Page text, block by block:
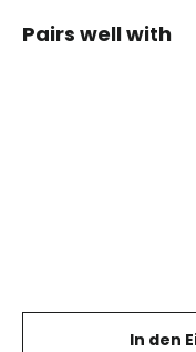
Pairs well with
In den